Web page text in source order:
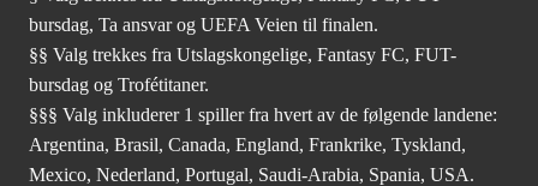
bursdag, Ta ansvar og UEFA Veien til finalen.
§§ Valg trekkes fra Utslagskongelige, Fantasy FC, FUT-
bursdag og Trofétitaner.
§§§ Valg inkluderer 1 spiller fra hvert av de følgende landene:
Argentina, Brasil, Canada, England, Frankrike, Tyskland,
Mexico, Nederland, Portugal, Saudi-Arabia, Spania, USA.